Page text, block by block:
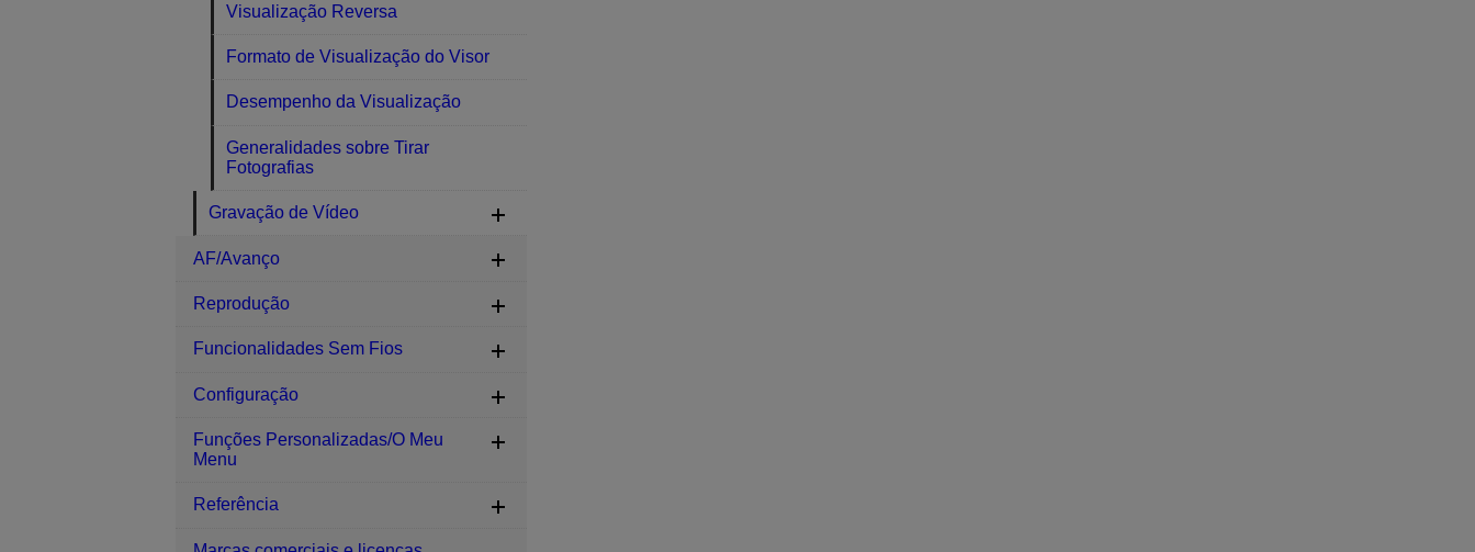
Visualização Reversa
Formato de Visualização do Visor
Desempenho da Visualização
Generalidades sobre Tirar
Fotografias
Gravação de Vídeo
AF/Avanço
Reprodução
Funcionalidades Sem Fios
Configuração
Funções Personalizadas/O Meu
Menu
Referência